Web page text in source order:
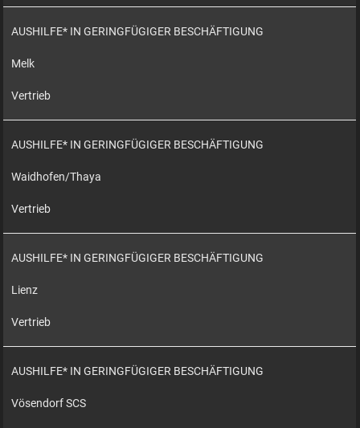
AUSHILFE* IN GERINGFÜGIGER BESCHÄFTIGUNG
Melk
Vertrieb
AUSHILFE* IN GERINGFÜGIGER BESCHÄFTIGUNG
Waidhofen/Thaya
Vertrieb
AUSHILFE* IN GERINGFÜGIGER BESCHÄFTIGUNG
Lienz
Vertrieb
AUSHILFE* IN GERINGFÜGIGER BESCHÄFTIGUNG
Vösendorf SCS